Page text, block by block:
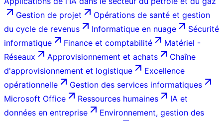
Gestion de projet
Opérations de santé et gestion
du cycle de revenus
Informatique en nuage
Sécurité
informatique
Finance et comptabilité
Matériel -
Réseaux
Approvisionnement et achats
Chaîne
d'approvisionnement et logistique
Excellence
opérationnelle
Gestion des services informatiques
Microsoft Office
Ressources humaines
IA et
données en entreprise
Environnement, gestion des